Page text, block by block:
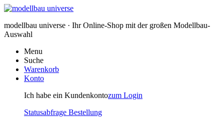
modellbau universe · Ihr Online-Shop mit der großen Modellbau-
Auswahl
Menu
Suche
Warenkorb
Konto
Ich habe ein Kundenkontozum Login
Statusabfrage Bestellung